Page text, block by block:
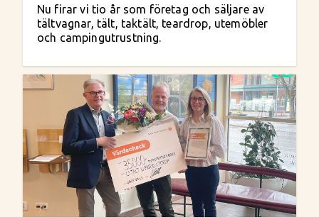
Nu firar vi tio år som företag och säljare av
tältvagnar, tält, taktält, teardrop, utemöbler
och campingutrustning.